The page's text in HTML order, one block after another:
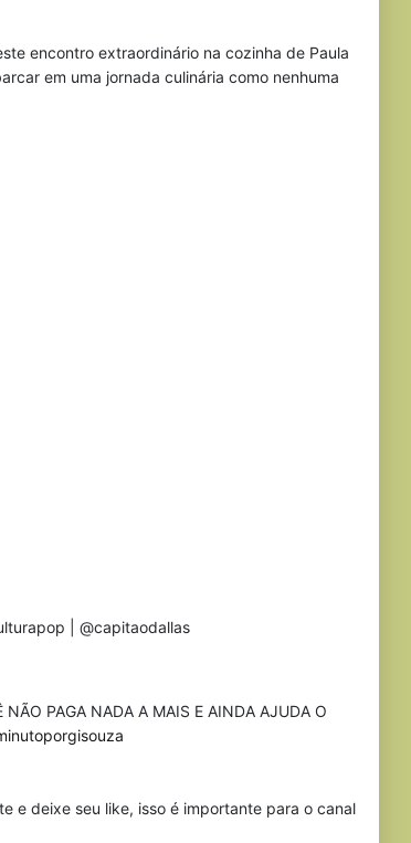
encontro extraordinário na cozinha de Paula
em uma jornada culinária como nenhuma
| @capitaodallas
PAGA NADA A MAIS E AINDA AJUDA O
e deixe seu like, isso é importante para o canal